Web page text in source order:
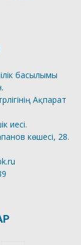
басылымы
Ақпарат
иесі.
көшесі, 28.